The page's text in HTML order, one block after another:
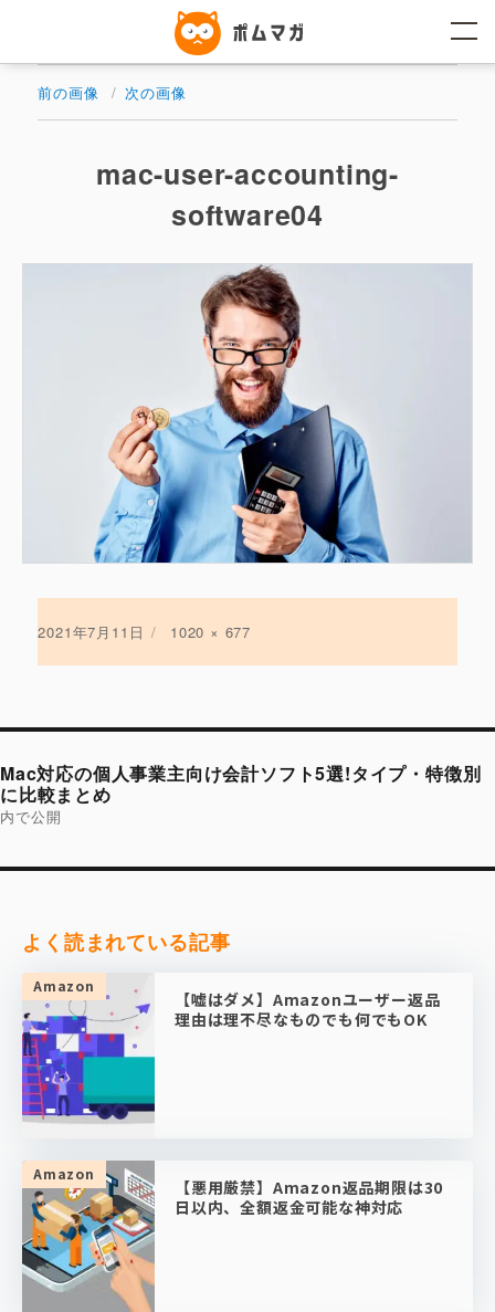
ン
前の画像 次の画像
mac-user-accounting-
software04
投
2021年7月11日
フ
ズ
1020 × 677
投
ナ
ビ
ゲ
ー
ョ
Mac対応の個人事業主向け会計ソフト5選!タイプ・特徴別
に比較まとめ
内で公開
よく読まれている記事
Amazon
【嘘はダメ】Amazonユーザー返品
理由は理不尽なものでも何でもOK
Amazon
【悪用厳禁】Amazon返品期限は30
日以内、全額返金可能な神対応